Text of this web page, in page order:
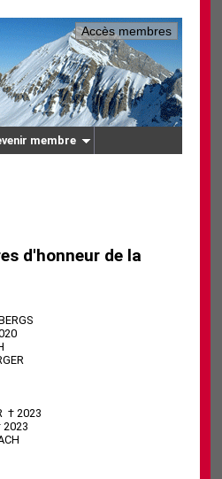
Accès membres
membre
d'honneur de la
† 2023
2023